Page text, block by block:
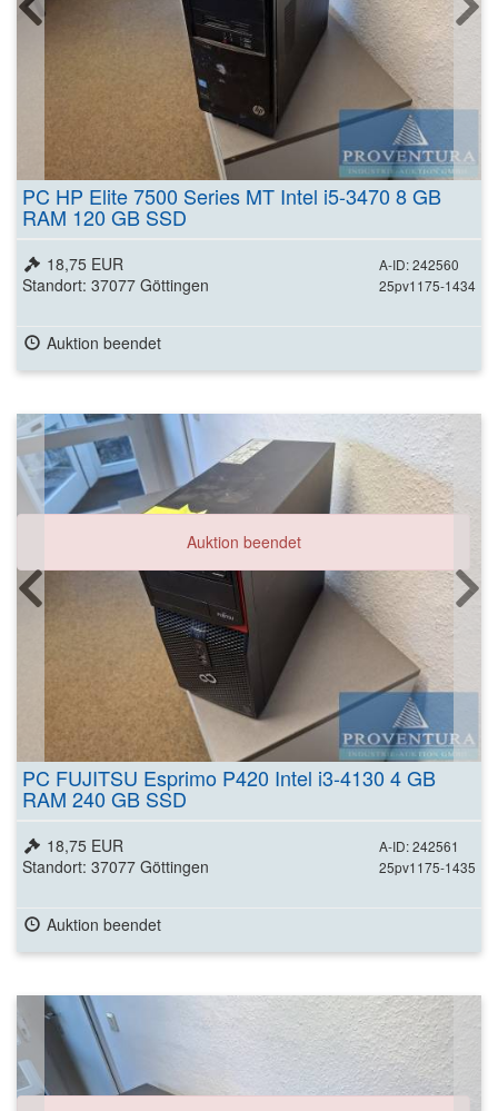
PC HP Elite 7500 Series MT Intel i5-3470 8 GB
RAM 120 GB SSD
A-ID: 242560
25pv1175-1434
18,75 EUR
Standort: 37077 Göttingen
Auktion beendet
Auktion beendet
PC FUJITSU Esprimo P420 Intel i3-4130 4 GB
RAM 240 GB SSD
A-ID: 242561
25pv1175-1435
18,75 EUR
Standort: 37077 Göttingen
Auktion beendet